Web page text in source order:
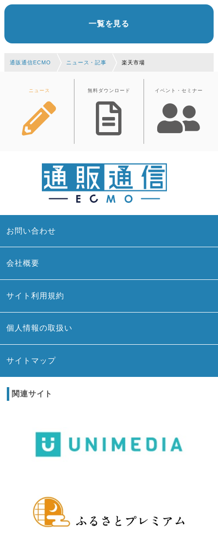
一覧を見る
通販通信ECMO ニュース・記事 楽天市場
ニュース 無料ダウンロード イベント・セミナー
お問い合わせ
会社概要
サイト利用規約
個人情報の取扱い
サイトマップ
関連サイト